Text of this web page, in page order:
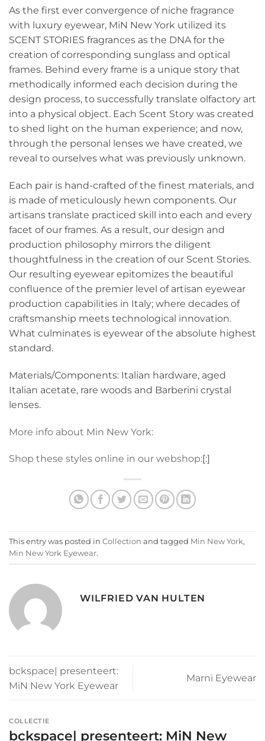
As the first ever convergence of niche fragrance
with luxury eyewear, MiN New York utilized its
SCENT STORIES fragrances as the DNA for the
creation of corresponding sunglass and optical
frames. Behind every frame is a unique story that
methodically informed each decision during the
design process, to successfully translate olfactory art
into a physical object. Each Scent Story was created
to shed light on the human experience; and now,
through the personal lenses we have created, we
reveal to ourselves what was previously unknown.
Each pair is hand-crafted of the finest materials, and
is made of meticulously hewn components. Our
artisans translate practiced skill into each and every
facet of our frames. As a result, our design and
production philosophy mirrors the diligent
thoughtfulness in the creation of our Scent Stories.
Our resulting eyewear epitomizes the beautiful
confluence of the premier level of artisan eyewear
production capabilities in Italy; where decades of
craftsmanship meets technological innovation.
What culminates is eyewear of the absolute highest
standard.
Materials/Components: Italian hardware, aged
Italian acetate, rare woods and Barberini crystal
lenses.
More info about Min New York:
Shop these styles online in our webshop:[:]
This entry was posted in Collection and tagged Min New York,
Min New York Eyewear.
WILFRIED VAN HULTEN
bckspace| presenteert:
MiN New York Eyewear
Marni Eyewear
COLLECTIE
bckspace| presenteert: MiN New